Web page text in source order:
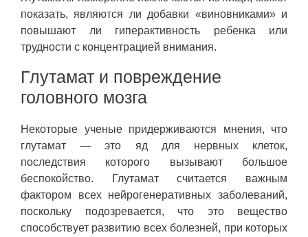
показать, являются ли добавки «виновниками» и
повышают ли гиперактивность ребенка или
трудности с концентрацией внимания.
Глутамат и повреждение
головного мозга
Некоторые ученые придерживаются мнения, что
глутамат — это яд для нервных клеток,
последствия которого вызывают большое
беспокойство. Глутамат считается важным
фактором всех нейрогенеративных заболеваний,
поскольку подозревается, что это вещество
способствует развитию всех болезней, при которых